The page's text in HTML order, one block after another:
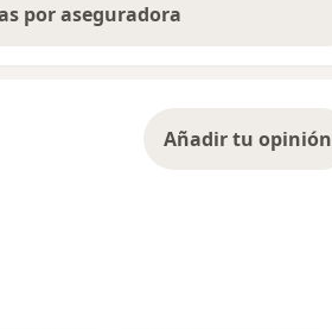
por aseguradora
Añadir tu opinión